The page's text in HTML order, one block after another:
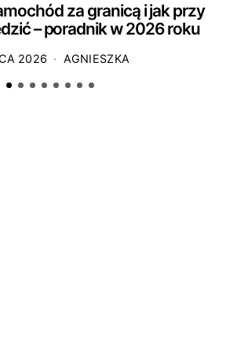
za granicą i jak przy
– poradnik w 2026 roku
2026 AGNIESZKA